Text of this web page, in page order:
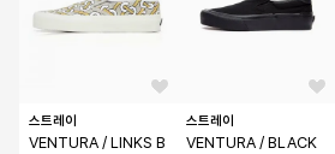
스트레이
VENTURA / LINKS B
스트레이
VENTURA / BLACK